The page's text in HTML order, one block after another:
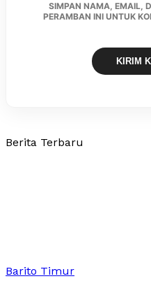
SIMPAN NAMA, EMAIL,
PERAMBAN INI UNTUK
Berita Terbaru
Barito Timur